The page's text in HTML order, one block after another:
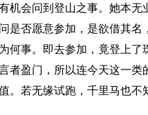
会问到登山之事。她本无
是否愿意参加，是欲借其
何事。即去参加，竟登上
者盈门，所以连今天这一类
。若无缘试跑，千里马也不